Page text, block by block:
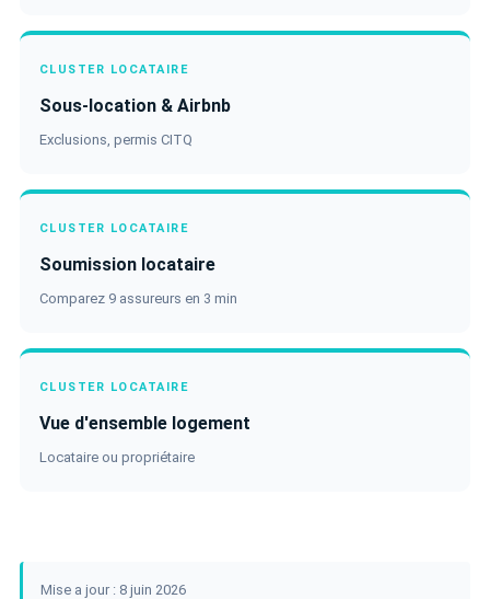
CLUSTER LOCATAIRE
Sous-location & Airbnb
Exclusions, permis CITQ
CLUSTER LOCATAIRE
Soumission locataire
Comparez 9 assureurs en 3 min
CLUSTER LOCATAIRE
Vue d'ensemble logement
Locataire ou propriétaire
Mise a jour : 8 juin 2026